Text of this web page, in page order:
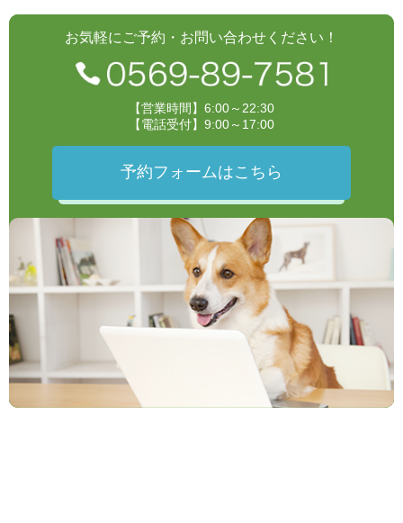
お気軽にご予約・お問い合わせください！
【営業時間】6:00～22:30
【電話受付】9:00～17:00
予約フォームはこちら